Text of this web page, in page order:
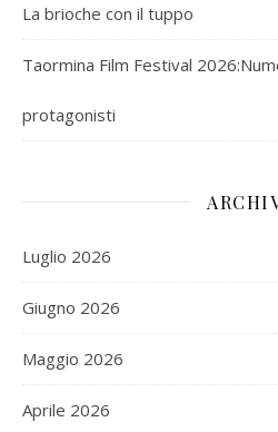
La brioche con il tuppo
Taormina Film Festival
protagonisti
Luglio 2026
Giugno 2026
Maggio 2026
Aprile 2026